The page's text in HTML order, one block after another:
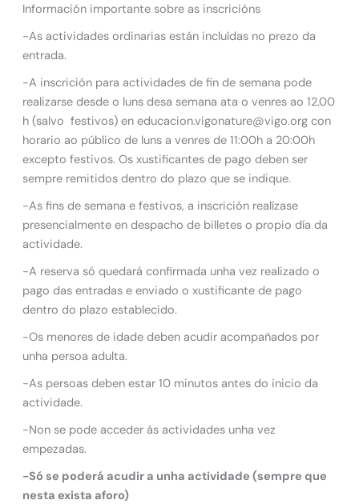
Información importante sobre as inscricións
-As actividades ordinarias están incluídas no prezo da
entrada.
-A inscrición para actividades de fin de semana pode
realizarse desde o luns desa semana ata o venres ao 12.00
h (salvo festivos) en educacion.vigonature@vigo.org con
horario ao público de luns a venres de 11:00h a 20:00h
excepto festivos. Os xustificantes de pago deben ser
sempre remitidos dentro do plazo que se indique.
-As fins de semana e festivos, a inscrición realízase
presencialmente en despacho de billetes o propio día da
actividade.
-A reserva só quedará confirmada unha vez realizado o
pago das entradas e enviado o xustificante de pago
dentro do plazo establecido.
-Os menores de idade deben acudir acompañados por
unha persoa adulta.
-As persoas deben estar 10 minutos antes do inicio da
actividade.
-Non se pode acceder ás actividades unha vez
empezadas.
-Só se poderá acudir a unha actividade (sempre que
nesta exista aforo)